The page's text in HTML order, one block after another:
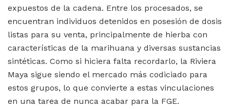
expuestos de la cadena. Entre los procesados, se
encuentran individuos detenidos en posesión de dosis
listas para su venta, principalmente de hierba con
características de la marihuana y diversas sustancias
sintéticas. Como si hiciera falta recordarlo, la Riviera
Maya sigue siendo el mercado más codiciado para
estos grupos, lo que convierte a estas vinculaciones
en una tarea de nunca acabar para la FGE.